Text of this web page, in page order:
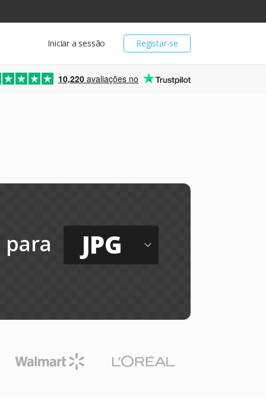
Registar-se
Iniciar a sessão
10,220 avaliações no
para JPG